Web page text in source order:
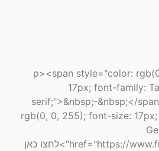
<p><span style="color:
17px; font-family:
serif;">&nbsp;-&nbsp;</
rgb(0, 0, 255); font-size:
href="https://www.fridmanwork.com/mm">לחצו כאן